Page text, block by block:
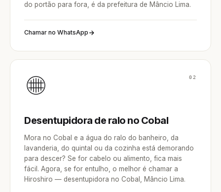
do portão para fora, é da prefeitura de Mâncio Lima.
Chamar no WhatsApp
02
Desentupidora de ralo no Cobal
Mora no Cobal e a água do ralo do banheiro, da
lavanderia, do quintal ou da cozinha está demorando
para descer? Se for cabelo ou alimento, fica mais
fácil. Agora, se for entulho, o melhor é chamar a
Hiroshiro — desentupidora no Cobal, Mâncio Lima.